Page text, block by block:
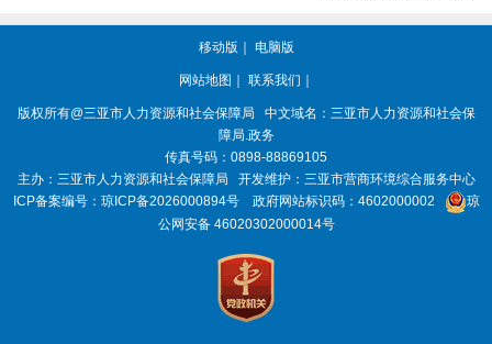
移动版 电脑版
网站地图 联系我们
版权所有@三亚市人力资源和社会保障局
中文域名：三亚市人力资源和社会保
障局.政务
传真号码：0898-88869105
主办：三亚市人力资源和社会保障局
开发维护：三亚市营商环境综合服务中心
ICP备案编号： 琼ICP备2026000894号 政府网站标识码： 4602000002
琼
公网安备 46020302000014号